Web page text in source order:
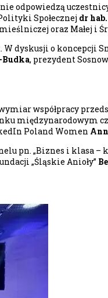
odpowiedzą
Społecznej dr
oraz Małej i
dyskusji o koncepcji
, prezydent
współpracy
międzynarodowym
Poland Women
pn. „Biznes i klasa
„Śląskie Anioły”